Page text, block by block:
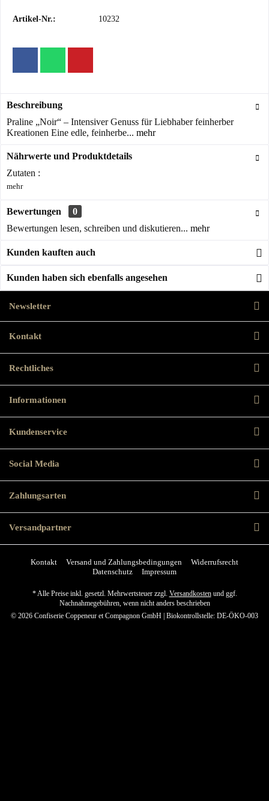
Artikel-Nr.: 10232
Beschreibung
Praline „Noir“ – Intensiver Genuss für Liebhaber feinherber
Kreationen Eine edle, feinherbe... mehr
Nährwerte und Produktdetails
Zutaten :
mehr
Bewertungen
0
Bewertungen lesen, schreiben und diskutieren... mehr
Kunden kauften auch
Kunden haben sich ebenfalls angesehen
Newsletter
Kontakt
Rechtliches
Informationen
Kundenservice
Social Media
Zahlungsarten
Versandpartner
Kontakt Versand und Zahlungsbedingungen
Widerrufsrecht
Datenschutz
Impressum
* Alle Preise inkl. gesetzl. Mehrwertsteuer zzgl. Versandkostenund ggf.
Nachnahmegebühren, wenn nicht anders beschrieben
© 2026 Confiserie Coppeneur et Compagnon GmbH | Biokontrollstelle: DE-ÖKO-003